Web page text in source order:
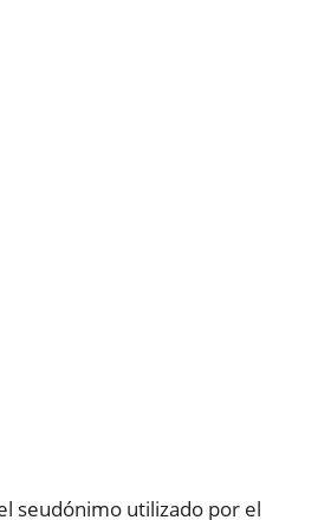
seudónimo utilizado por el